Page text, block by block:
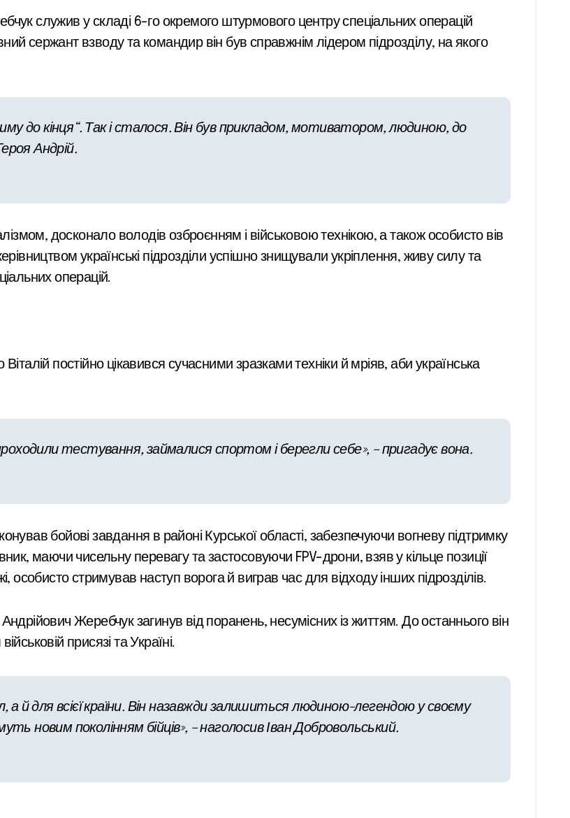
служив у складі 6-го окремого штурмового центру спеціальних операцій
сержант взводу та командир він був справжнім лідером підрозділу, на якого
до кінця“. Так і сталося. Він був прикладом, мотиватором, людиною, до
Андрій.
досконало володів озброєнням і військовою технікою, а також особисто вів
українські підрозділи успішно знищували укріплення, живу силу та
операцій.
постійно цікавився сучасними зразками техніки й мріяв, аби українська
проходили тестування, займалися спортом і берегли себе», – пригадує вона.
бойові завдання в районі Курської області, забезпечуючи вогневу підтримку
маючи чисельну перевагу та застосовуючи FPV-дрони, взяв у кільце позиції
особисто стримував наступ ворога й виграв час для відходу інших підрозділів.
Жеребчук загинув від поранень, несумісних із життям. До останнього він
присязі та Україні.
й для всієї країни. Він назавжди залишиться людиною-легендою у своєму
новим поколінням бійців», – наголосив Іван Добровольський.